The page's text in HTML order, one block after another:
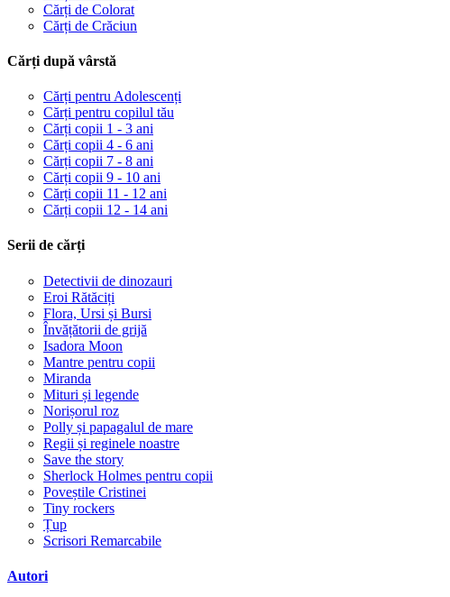
Cărți de Colorat
Cărți de Crăciun
Cărți după vârstă
Cărți pentru Adolescenți
Cărți pentru copilul tău
Cărți copii 1 - 3 ani
Cărți copii 4 - 6 ani
Cărți copii 7 - 8 ani
Cărți copii 9 - 10 ani
Cărți copii 11 - 12 ani
Cărți copii 12 - 14 ani
Serii de cărți
Detectivii de dinozauri
Eroi Rătăciți
Flora, Ursi și Bursi
Învățătorii de grijă
Isadora Moon
Mantre pentru copii
Miranda
Mituri și legende
Norișorul roz
Polly și papagalul de mare
Regii și reginele noastre
Save the story
Sherlock Holmes pentru copii
Poveștile Cristinei
Tiny rockers
Țup
Scrisori Remarcabile
Autori